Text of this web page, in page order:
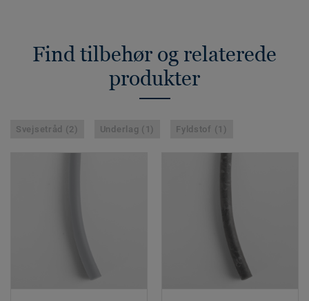
Find tilbehør og relaterede
produkter
Svejsetråd (2) Underlag (1) Fyldstof (1)